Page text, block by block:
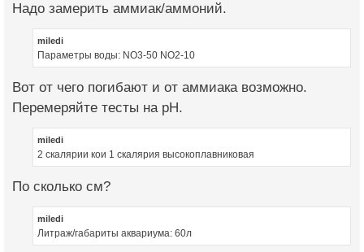
Надо замерить аммиак/аммоний.
miledi
Параметры воды: NO3-50 NO2-10
Вот от чего погибают и от аммиака возможно.
Перемеряйте тесты на рН.
miledi
2 скалярии кои 1 скалярия высокоплавниковая
По сколько см?
miledi
Литраж/габариты аквариума: 60л